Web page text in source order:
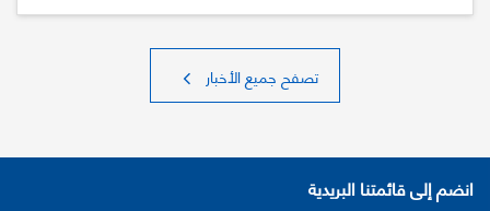
تصفح جميع الأخبار
انضم إلى قائمتنا البريدية